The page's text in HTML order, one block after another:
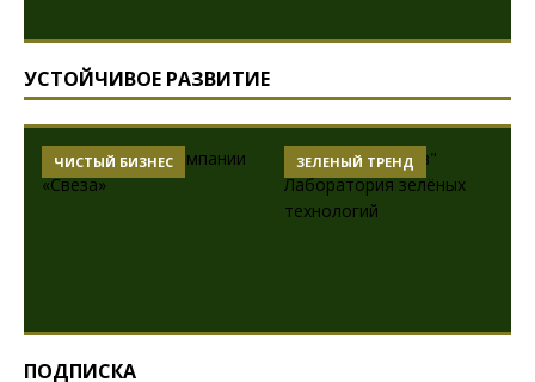
УСТОЙЧИВОЕ РАЗВИТИЕ
ЧИСТЫЙ БИЗНЕС ЗЕЛЕНЫЙ ТРЕНД
ПОДПИСКА